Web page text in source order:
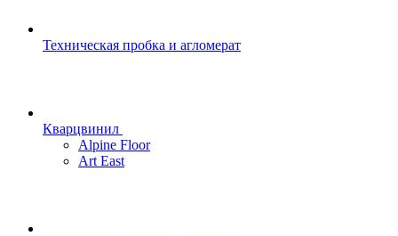
Техническая пробка и агломерат
Кварцвинил
Alpine Floor
Art East